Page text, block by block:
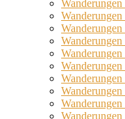
Wanderungen
Wanderungen
Wanderungen
Wanderungen
Wanderungen
Wanderungen
Wanderungen
Wanderungen
Wanderungen
Wanderungen